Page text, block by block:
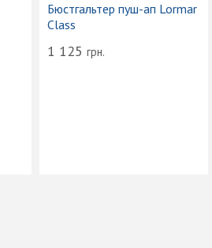
Бюстгальтер пуш-ап Lormar
Class
1 125 грн.